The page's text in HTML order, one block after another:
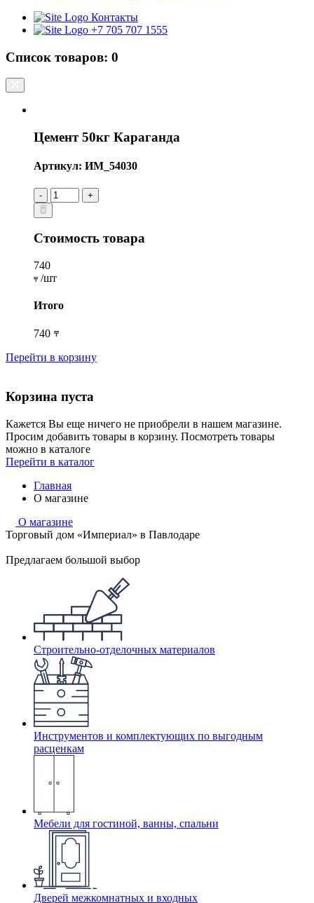
Контакты
+7 705 707 1555
Список товаров: 0
Цемент 50кг Караганда
Артикул: ИМ_54030
- +
Стоимость товара
740
/шт
Итого
740
Перейти в корзину
Корзина пуста
Кажется Вы еще ничего не приобрели в нашем магазине.
Просим добавить товары в корзину. Посмотреть товары
можно в каталоге
Перейти в каталог
Главная
О магазине
О магазине
Торговый дом «Империал» в Павлодаре
Предлагаем большой выбор
Строительно-отделочных материалов
Инструментов и комплектующих по выгодным
расценкам
Мебели для гостиной, ванны, спальни
Дверей межкомнатных и входных